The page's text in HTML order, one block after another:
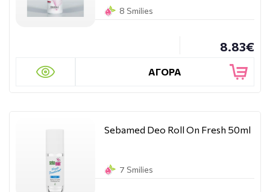
8 Smilies
8.83€
ΑΓΟΡΑ
Sebamed Deo Roll On Fresh 50ml
7 Smilies